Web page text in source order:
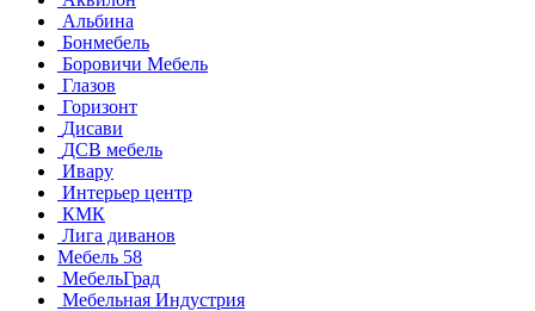
Альбина
Бонмебель
Боровичи Мебель
Глазов
Горизонт
Дисави
ДСВ мебель
Ивару
Интерьер центр
КМК
Лига диванов
Мебель 58
МебельГрад
Мебельная Индустрия